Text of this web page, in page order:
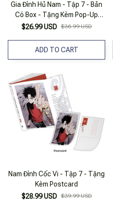
Gia Đình Hủ Nam - Tập 7 - Bản
Có Box - Tặng Kèm Pop-Up
Card + Special Box Kỷ Niệm
$26.99 USD $36.99 USD
ADD TO CART
Nam Đình Cốc Vi - Tập 7 - Tặng
Kèm Postcard
$28.99 USD $39.99 USD